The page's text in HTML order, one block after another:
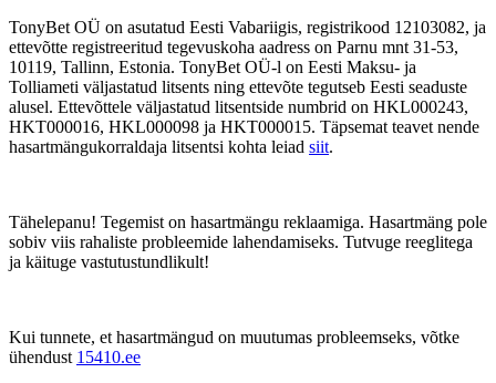
TonyBet OÜ on asutatud Eesti Vabariigis, registrikood 12103082, ja
ettevõtte registreeritud tegevuskoha aadress on Parnu mnt 31-53,
10119, Tallinn, Estonia. TonyBet OÜ-l on Eesti Maksu- ja
Tolliameti väljastatud litsents ning ettevõte tegutseb Eesti seaduste
alusel. Ettevõttele väljastatud litsentside numbrid on HKL000243,
HKT000016, HKL000098 ja HKT000015. Täpsemat teavet nende
hasartmängukorraldaja litsentsi kohta leiad siit.
Tähelepanu! Tegemist on hasartmängu reklaamiga. Hasartmäng pole
sobiv viis rahaliste probleemide lahendamiseks. Tutvuge reeglitega
ja käituge vastutustundlikult!
Kui tunnete, et hasartmängud on muutumas probleemseks, võtke
ühendust 15410.ee